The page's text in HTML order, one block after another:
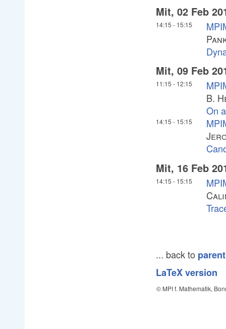
Mit, 02 Feb
14:15 - 15:15
Mit, 09 Feb
11:15 - 12:15
B.
On
14:15 - 15:15
Mit, 16 Feb
14:15 - 15:15
... back to
LaTeX version
© MPI f. Mathematik,